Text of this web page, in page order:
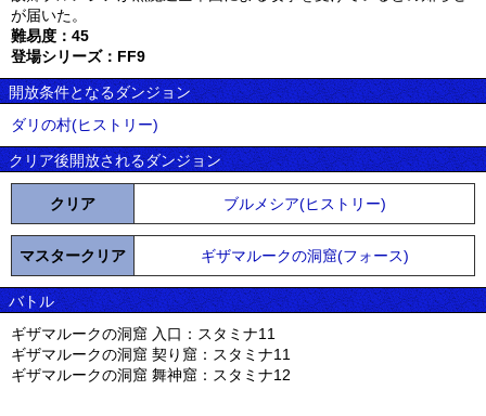
が届いた。
難易度：45
登場シリーズ：FF9
開放条件となるダンジョン
ダリの村(ヒストリー)
クリア後開放されるダンジョン
クリア ブルメシア(ヒストリー)
マスタークリア ギザマルークの洞窟(フォース)
バトル
ギザマルークの洞窟 入口：スタミナ11
ギザマルークの洞窟 契り窟：スタミナ11
ギザマルークの洞窟 舞神窟：スタミナ12